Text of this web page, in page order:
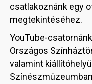
csatlakoznánk egy
megtekintéséhez.
YouTube-
Országos
valamint